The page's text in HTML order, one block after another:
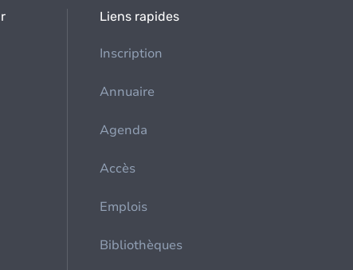
Liens rapides
Inscription
Annuaire
Agenda
Accès
Emplois
Bibliothèques